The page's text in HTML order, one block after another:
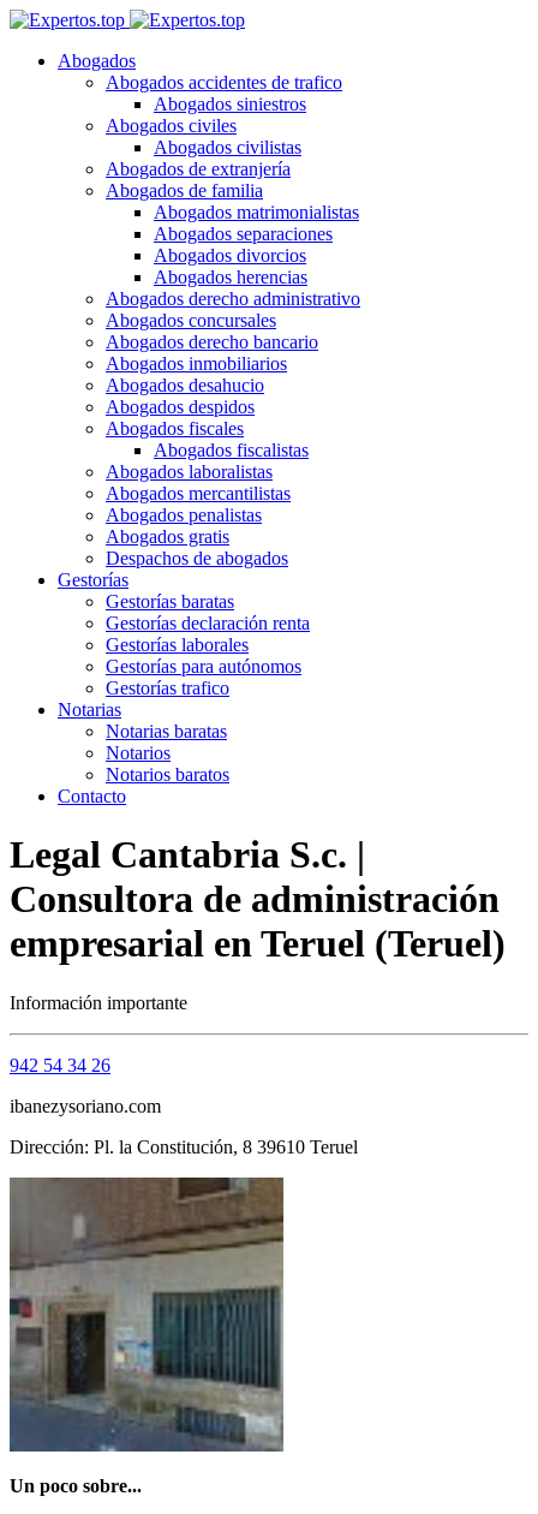
Abogados
Abogados accidentes de trafico
Abogados siniestros
Abogados civiles
Abogados civilistas
Abogados de extranjería
Abogados de familia
Abogados matrimonialistas
Abogados separaciones
Abogados divorcios
Abogados herencias
Abogados derecho administrativo
Abogados concursales
Abogados derecho bancario
Abogados inmobiliarios
Abogados desahucio
Abogados despidos
Abogados fiscales
Abogados fiscalistas
Abogados laboralistas
Abogados mercantilistas
Abogados penalistas
Abogados gratis
Despachos de abogados
Gestorías
Gestorías baratas
Gestorías declaración renta
Gestorías laborales
Gestorías para autónomos
Gestorías trafico
Notarias
Notarias baratas
Notarios
Notarios baratos
Contacto
Legal Cantabria S.c. |
Consultora de administración
empresarial en Teruel (Teruel)
Información importante
942 54 34 26
ibanezysoriano.com
Dirección: Pl. la Constitución, 8 39610 Teruel
Un poco sobre...